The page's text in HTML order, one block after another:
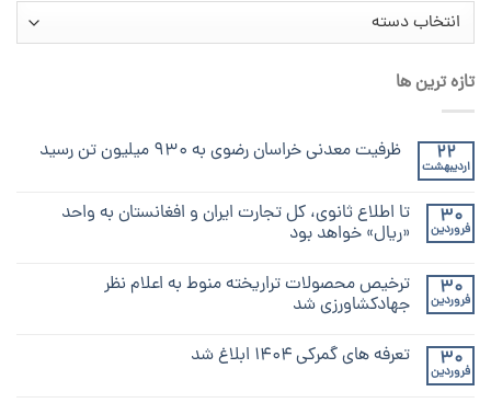
دسته‌ها
تازه ترین ها
22
اردیبهشت
ظرفیت معدنی خراسان رضوی به ۹۳۰ میلیون تن رسید
30
فروردین
تا اطلاع ثانوی، کل تجارت ایران و افغانستان به واحد
«ریال» خواهد بود
30
فروردین
ترخیص محصولات تراریخته منوط به اعلام نظر
جهادکشاورزی شد
30
فروردین
تعرفه های گمرکی ۱۴۰۴ ابلاغ شد